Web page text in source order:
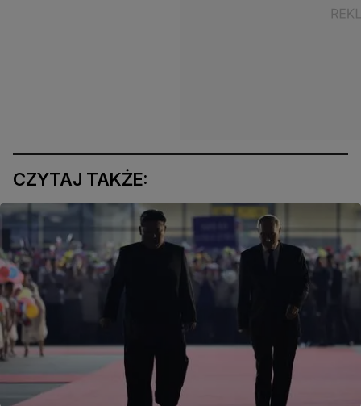
CZYTAJ TAKŻE: